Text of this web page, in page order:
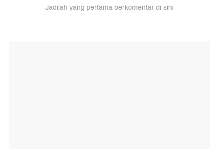
Jadilah yang pertama berkomentar di sini